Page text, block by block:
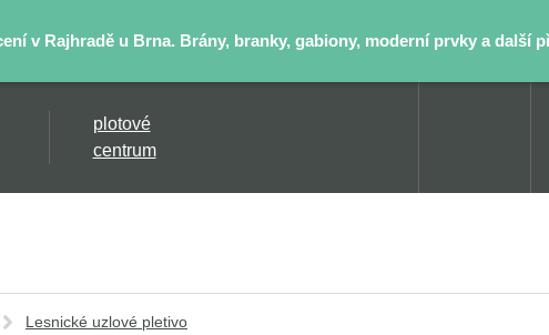
v Rajhradě u Brna. Brány, branky, gabiony, moderní prvky a další
plotové
centrum
Lesnické uzlové pletivo